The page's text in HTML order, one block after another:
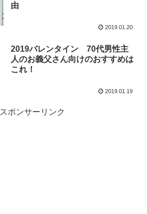
由
2019.01.20
2019バレンタイン 70代男性主
人のお義父さん向けのおすすめは
これ！
2019.01.19
スポンサーリンク